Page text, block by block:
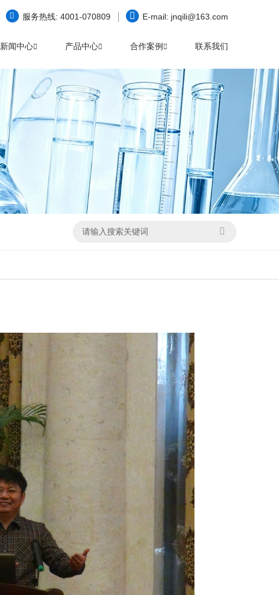
服务热线: 4001-070809 E-mail: jnqili@163.com
新闻中心 产品中心 合作案例 联系我们